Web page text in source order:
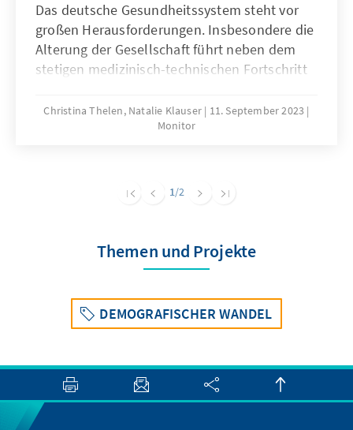
Das deutsche Gesundheitssystem steht vor
großen Herausforderungen. Insbesondere die
Alterung der Gesellschaft führt neben dem
stetigen medizinisch-technischen Fortschritt
Einnahmebasis und Ausgabenlast der
gesetzlichen Krankenversicherung. Wie lässt
intergenerative Solidarität bewahren?
Christina Thelen, Natalie Klauser
11. September 2023
Monitor
1/2
Themen und Projekte
DEMOGRAFISCHER WANDEL